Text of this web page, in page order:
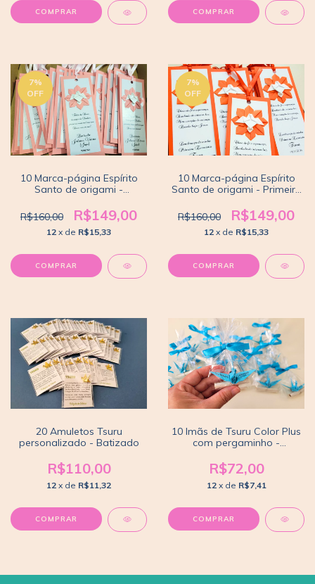
COMPRAR
7%
OFF
10 Marca-página Espírito
Santo de origami -
R$160,00
R$149,00
12 x de R$15,33
COMPRAR
7%
OFF
10 Marca-página Espírito
Santo de origami - Primeira
R$160,00
R$149,00
12 x de R$15,33
COMPRAR
20 Amuletos Tsuru
personalizado - Batizado
R$110,00
12 x de R$11,32
COMPRAR
10 Imãs de Tsuru Color Plus
com pergaminho -
R$72,00
12 x de R$7,41
COMPRAR